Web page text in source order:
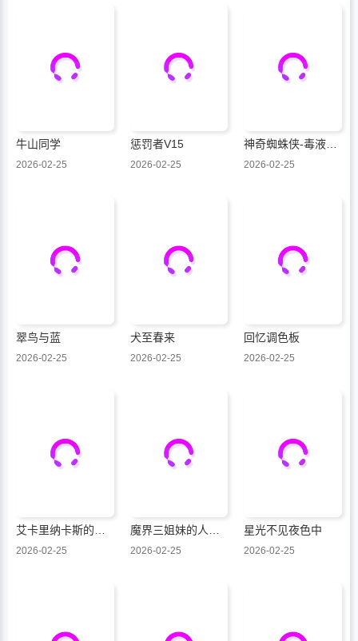
牛山同学
2026-02-25
惩罚者V15
2026-02-25
神奇蜘蛛侠-毒液：死亡螺旋
2026-02-25
翠鸟与蓝
2026-02-25
犬至春来
2026-02-25
回忆调色板
2026-02-25
艾卡里纳卡斯的热海发现传
2026-02-25
魔界三姐妹的人间大调查
2026-02-25
星光不见夜色中
2026-02-25